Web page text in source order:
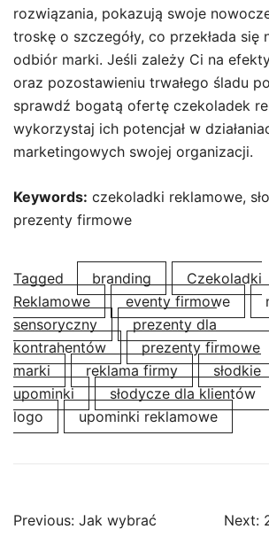
rozwiązania, pokazują swoje
troskę o szczegóły, co przekłada się
odbiór marki. Jeśli zależy Ci na
oraz pozostawieniu trwałego śladu
sprawdź bogatą ofertę czekoladek
wykorzystaj ich potencjał w
marketingowych swojej organizacji.
Keywords: czekoladki reklamowe,
prezenty firmowe
Tagged branding
Czekoladki
Reklamowe
eventy firmowe
sensoryczny
prezenty dla
kontrahentów
prezenty firmowe
marki
reklama firmy
słodkie
upominki
słodycze dla klientów
logo
upominki reklamowe
Post
Previous: Jak wybrać
Next: